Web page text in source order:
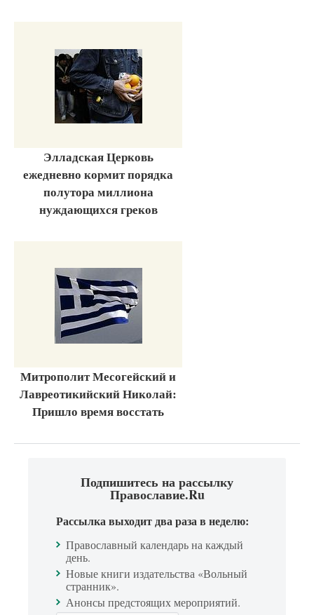
Элладская Церковь
ежедневно кормит порядка
полутора миллиона
нуждающихся греков
Митрополит Месогейский и
Лавреотикийский Николай:
Пришло время восстать
Подпишитесь на рассылку
Православие.Ru
Рассылка выходит два раза в неделю:
Православный календарь на каждый
день.
Новые книги издательства «Вольный
странник».
Анонсы предстоящих мероприятий.